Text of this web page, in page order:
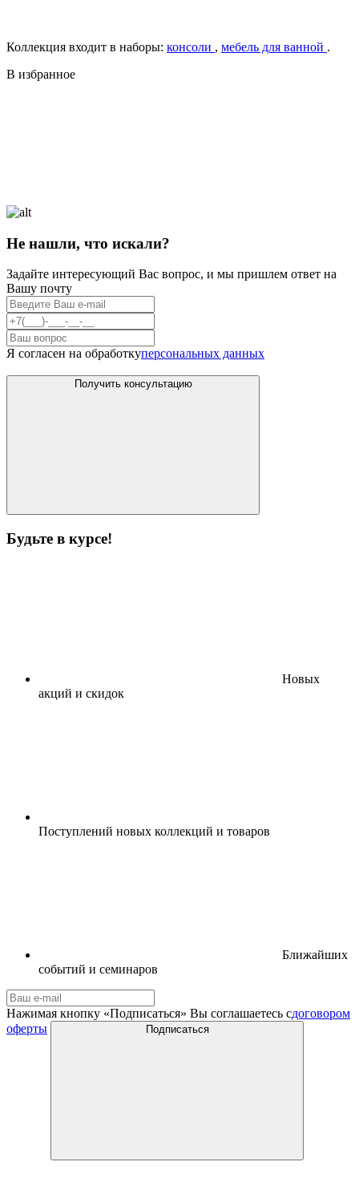
Коллекция входит в наборы: консоли , мебель для ванной .
В избранное
Не нашли, что искали?
Задайте интересующий Вас вопрос, и мы пришлем ответ на
Вашу почту
Я согласен на обработкуперсональных данных
Получить консультацию
Будьте в курсе!
Новых
акций и скидок
Поступлений новых коллекций и товаров
Ближайших
событий и семинаров
Нажимая кнопку «Подписаться» Вы соглашаетесь сдоговором
оферты
Подписаться